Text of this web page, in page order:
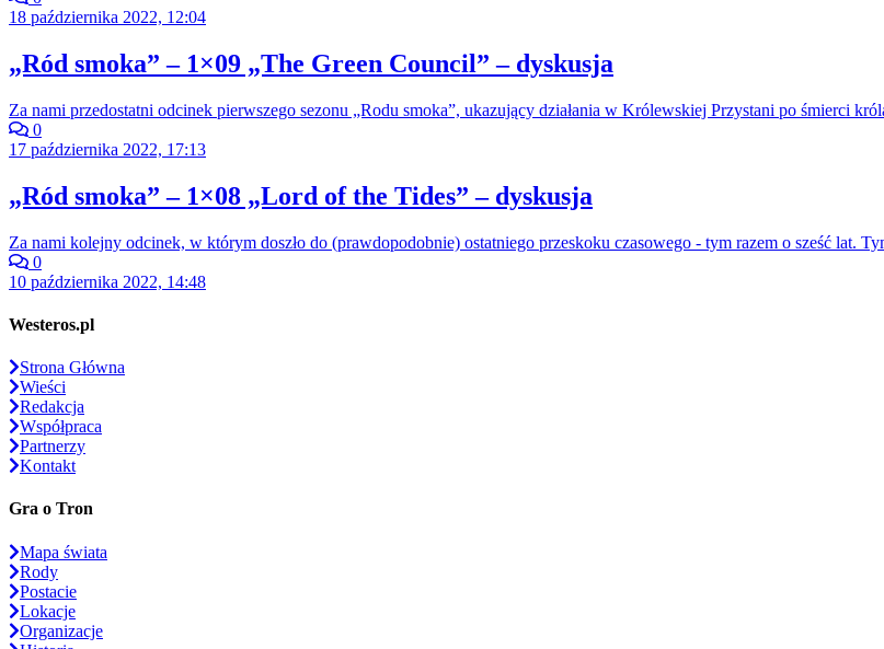
18 października 2022, 12:04
„Ród smoka” – 1×09 „The Green Council” – dyskusja
Za nami przedostatni odcinek pierwszego sezonu „Rodu smoka”, ukazujący działania w Królewskiej Przystani po śmierci
0
17 października 2022, 17:13
„Ród smoka” – 1×08 „Lord of the Tides” – dyskusja
Za nami kolejny odcinek, w którym doszło do (prawdopodobnie) ostatniego przeskoku czasowego - tym razem o sześć lat.
0
10 października 2022, 14:48
Westeros.pl
Strona Główna
Wieści
Redakcja
Współpraca
Partnerzy
Kontakt
Gra o Tron
Mapa świata
Rody
Postacie
Lokacje
Organizacje